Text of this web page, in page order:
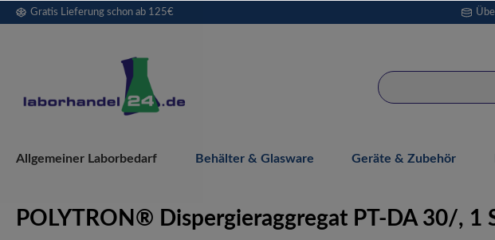
Zur Hauptnavigation springen
Gratis Lieferung schon ab 125€
Allgemeiner Laborbedarf Behälter & Glasware Geräte & Zubehör
POLYTRON® Dispergieraggregat PT-DA 30/, 1